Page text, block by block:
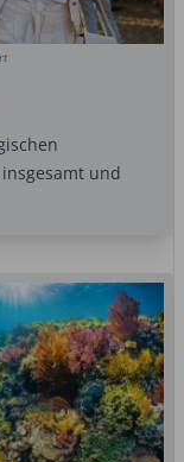
und